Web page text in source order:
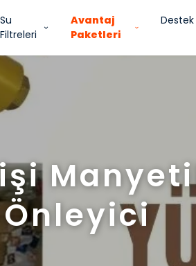
Su
Filtreleri
Avantaj
Paketleri
Destek
Önleyici